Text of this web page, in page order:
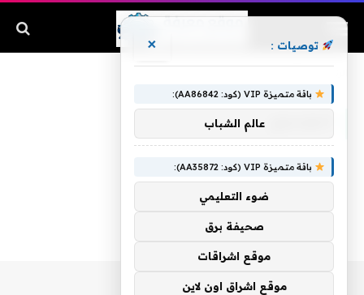
توصيات : ×
باقة متميزة VIP (كود: AA86842):
عالم الشباب
باقة متميزة VIP (كود: AA35872):
ضوء التعليمي
صحيفة برق
موقع اشراقات
موقع اشراق اون لاين